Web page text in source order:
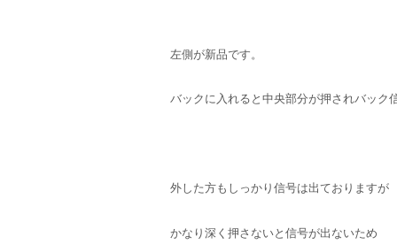
左側が新品です。
バックに入れると中央部分が押されバック
外した方もしっかり信号は出ておりますが
かなり深く押さないと信号が出ないため